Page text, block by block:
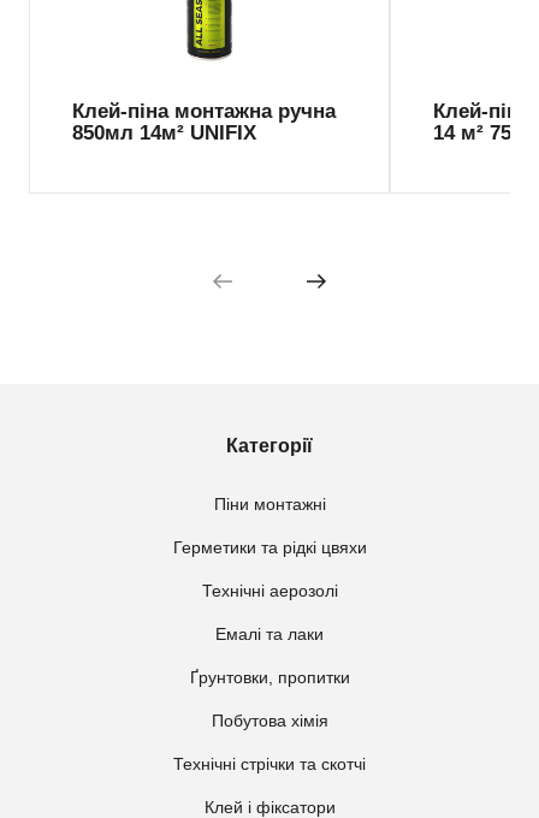
Клей-піна монтажна ручна
850мл 14м² UNIFIX
Клей-
14 м²
Категорії
Піни монтажні
Герметики та рідкі цвяхи
Технічні аерозолі
Емалі та лаки
Ґрунтовки, пропитки
Побутова хімія
Технічні стрічки та скотчі
Клей і фіксатори